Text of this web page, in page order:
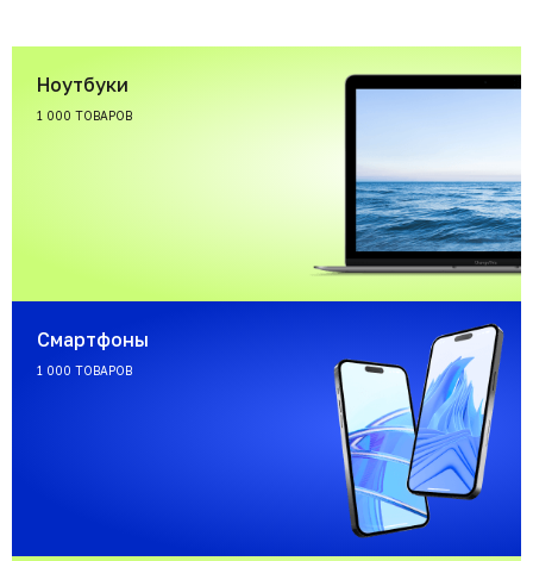
Ноутбуки
1 000 ТОВАРОВ
Смартфоны
1 000 ТОВАРОВ